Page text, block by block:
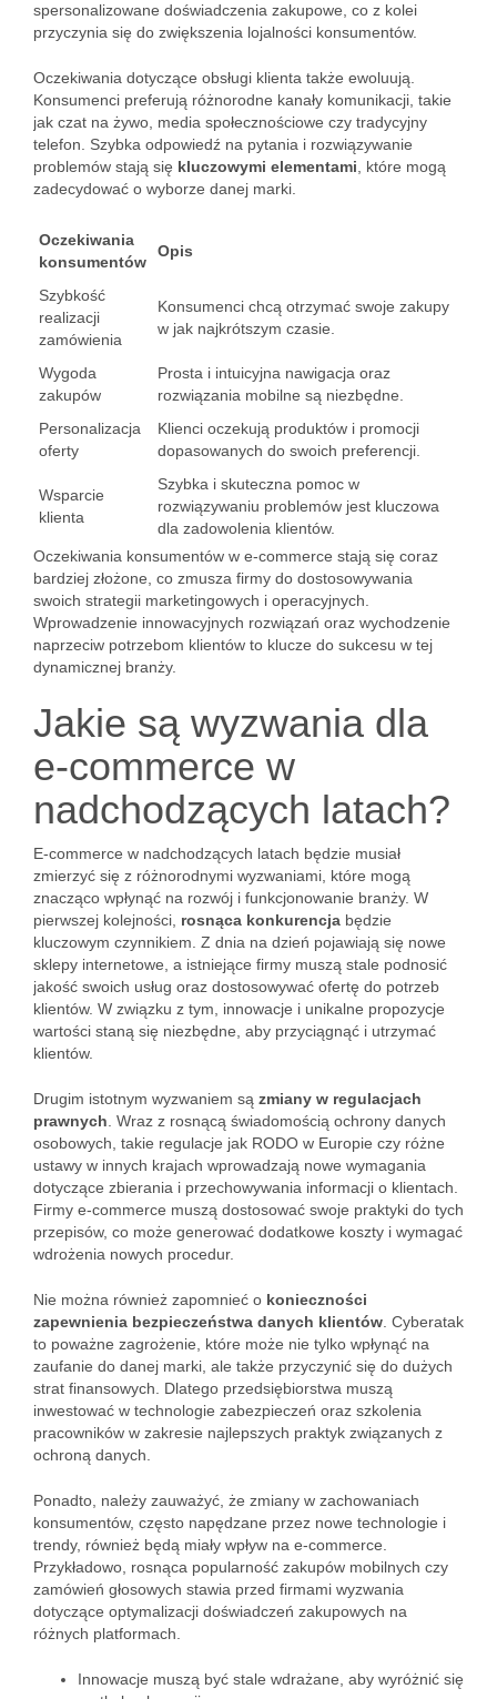
spersonalizowane doświadczenia zakupowe, co z kolei
przyczynia się do zwiększenia lojalności konsumentów.
Oczekiwania dotyczące obsługi klienta także ewoluują.
Konsumenci preferują różnorodne kanały komunikacji, takie
jak czat na żywo, media społecznościowe czy tradycyjny
telefon. Szybka odpowiedź na pytania i rozwiązywanie
problemów stają się kluczowymi elementami , które mogą
zadecydować o wyborze danej marki.
Oczekiwania
konsumentów
Opis
Szybkość
realizacji
zamówienia
Konsumenci chcą otrzymać swoje zakupy
w jak najkrótszym czasie.
Wygoda
zakupów
Prosta i intuicyjna nawigacja oraz
rozwiązania mobilne są niezbędne.
Personalizacja
oferty
Klienci oczekują produktów i promocji
dopasowanych do swoich preferencji.
Wsparcie
klienta
Szybka i skuteczna pomoc w
rozwiązywaniu problemów jest kluczowa
dla zadowolenia klientów.
Oczekiwania konsumentów w e-commerce stają się coraz
bardziej złożone, co zmusza firmy do dostosowywania
swoich strategii marketingowych i operacyjnych.
Wprowadzenie innowacyjnych rozwiązań oraz wychodzenie
naprzeciw potrzebom klientów to klucze do sukcesu w tej
dynamicznej branży.
Jakie są wyzwania dla
e-commerce w
nadchodzących latach?
E-commerce w nadchodzących latach będzie musiał
zmierzyć się z różnorodnymi wyzwaniami, które mogą
znacząco wpłynąć na rozwój i funkcjonowanie branży. W
pierwszej kolejności, rosnąca konkurencja będzie
kluczowym czynnikiem. Z dnia na dzień pojawiają się nowe
sklepy internetowe, a istniejące firmy muszą stale podnosić
jakość swoich usług oraz dostosowywać ofertę do potrzeb
klientów. W związku z tym, innowacje i unikalne propozycje
wartości staną się niezbędne, aby przyciągnąć i utrzymać
klientów.
Drugim istotnym wyzwaniem są zmiany w regulacjach
prawnych . Wraz z rosnącą świadomością ochrony danych
osobowych, takie regulacje jak RODO w Europie czy różne
ustawy w innych krajach wprowadzają nowe wymagania
dotyczące zbierania i przechowywania informacji o klientach.
Firmy e-commerce muszą dostosować swoje praktyki do tych
przepisów, co może generować dodatkowe koszty i wymagać
wdrożenia nowych procedur.
Nie można również zapomnieć o konieczności
zapewnienia bezpieczeństwa danych klientów . Cyberatak
to poważne zagrożenie, które może nie tylko wpłynąć na
zaufanie do danej marki, ale także przyczynić się do dużych
strat finansowych. Dlatego przedsiębiorstwa muszą
inwestować w technologie zabezpieczeń oraz szkolenia
pracowników w zakresie najlepszych praktyk związanych z
ochroną danych.
Ponadto, należy zauważyć, że zmiany w zachowaniach
konsumentów, często napędzane przez nowe technologie i
trendy, również będą miały wpływ na e-commerce.
Przykładowo, rosnąca popularność zakupów mobilnych czy
zamówień głosowych stawia przed firmami wyzwania
dotyczące optymalizacji doświadczeń zakupowych na
różnych platformach.
Innowacje muszą być stale wdrażane, aby wyróżnić się